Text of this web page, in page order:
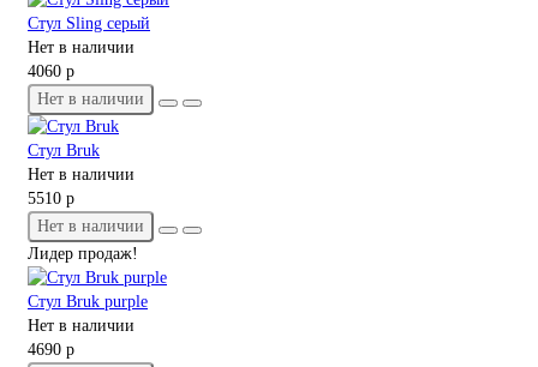
Стул Sling серый
Нет в наличии
4060 р
Нет в наличии
Стул Bruk
Нет в наличии
5510 р
Нет в наличии
Лидер продаж!
Стул Bruk purple
Нет в наличии
4690 р